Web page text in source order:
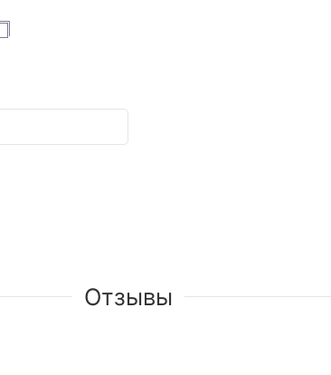
Отзывы